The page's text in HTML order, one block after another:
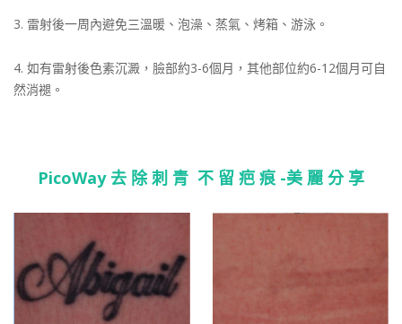
3. 雷射後一周內避免三溫暖、泡澡、蒸氣、烤箱、游泳。
4. 如有雷射後色素沉澱，臉部約3-6個月，其他部位約6-12個月可自
然消褪。
PicoWay 去 除 刺 青 不 留 疤 痕 -美 麗 分 享